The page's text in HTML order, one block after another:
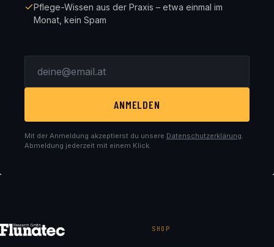
Pflege-Wissen aus der Praxis – etwa einmal im
Monat, kein Spam
ANMELDEN
Mit der Anmeldung akzeptierst du unsere Datenschutzerklärung.
Abmeldung jederzeit mit einem Klick.
SHOP